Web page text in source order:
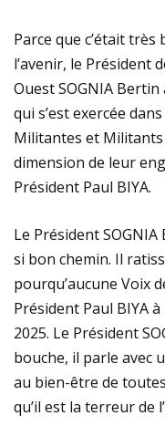
Parce que c’était
l’avenir, le Président
Ouest SOGNIA
qui s’est exercée
Militantes et Militants
dimension de leur
Président Paul BIYA.
Le Président
si bon chemin. Il
pourqu’aucune Voix
Président Paul BIYA
2025. Le Président
bouche, il parle avec
au bien-être de
qu’il est la terreur de